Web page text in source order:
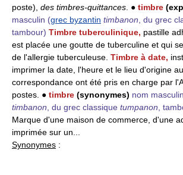
poste), des timbres-quittances . ● timbre
masculin (grec byzantin timbanon , du grec
tambour) Timbre tuberculinique, pastille
est placée une goutte de tuberculine et qui
de l'allergie tuberculeuse. Timbre à date,
imprimer la date, l'heure et le lieu d'origine
correspondance ont été pris en charge par
postes. ● timbre (synonymes) nom masculin
timbanon , du grec classique tumpanon ,
Marque d'une maison de commerce, d'une
imprimée sur un...
Synonymes :